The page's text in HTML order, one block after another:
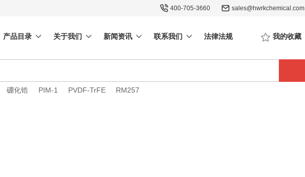
400-705-3660 sales@hwrkchemical.com
产品目录 关于我们 新闻资讯 联系我们 法律法规 我的收藏
硼化锆 PIM-1 PVDF-TrFE RM257